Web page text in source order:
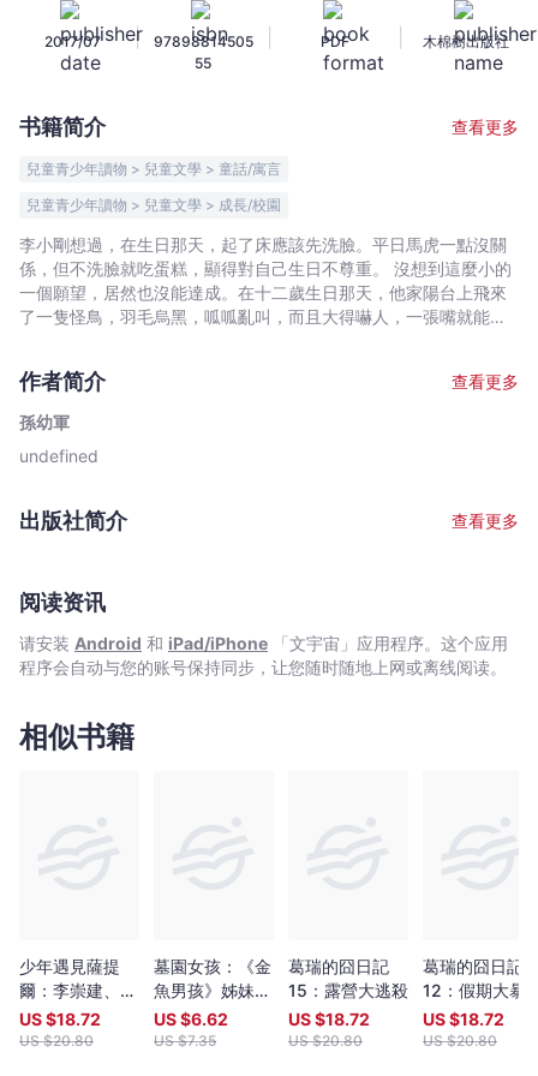
孫
幼
軍
文
宇
宙
Bookniverse
2017/07 |
97898814505
55
PDF 木棉樹出版社
书籍简介 查看更多
兒童青少年讀物 > 兒童文學 > 童話/寓言
兒童青少年讀物 > 兒童文學 > 成長/校園
李小剛想過，在生日那天，起了床應該先洗臉。平日馬虎一點沒關
係，但不洗臉就吃蛋糕，顯得對自己生日不尊重。 沒想到這麼小的
一個願望，居然也沒能達成。在十二歲生日那天，他家陽台上飛來
了一隻怪鳥，羽毛烏黑，呱呱亂叫，而且大得嚇人，一張嘴就能把
作者简介
查看更多
孫幼軍
undefined
出版社简介 查看更多
阅读资讯
请安装 Android 和 iPad/iPhone 「文宇宙」应用程序。这个应用
程序会自动与您的账号保持同步，让您随时随地上网或离线阅读。
相似书籍
少年遇見薩提
爾：李崇建、甘
耀明教你如何內
心強大，突破成
US $18.72
US $20.80
墓園女孩：《金
魚男孩》姊妹作
【暢銷得獎青少
年小說家Lisa
US $6.62
US $7.35
葛瑞的囧日記
15：露營大逃殺
US $18.72
US $20.80
葛瑞的囧日記
12：假期大暴
US $18.72
US $20.80